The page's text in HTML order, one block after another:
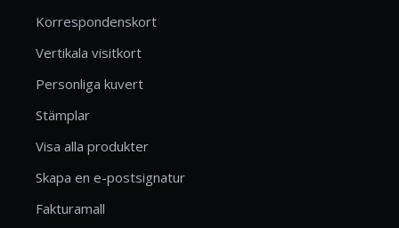
Korrespondenskort
Vertikala visitkort
Personliga kuvert
Stämplar
Visa alla produkter
Skapa en e-postsignatur
Fakturamall